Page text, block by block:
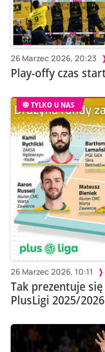
26 Marzec 2026, 20:23
Play-offy czas
TYLKO U NAS
26 Marzec 2026, 10:11
Tak prezentuje
PlusLigi 2025/2026